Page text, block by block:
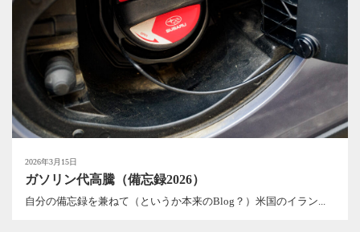
2026年3月15日
ガソリン代高騰（備忘録2026）
自分の備忘録を兼ねて（というか本来のBlog？）米国のイラン...